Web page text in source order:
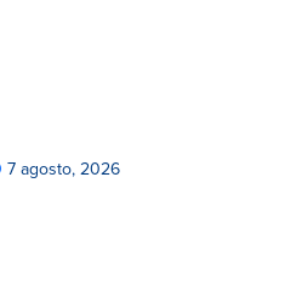
7 agosto, 2026